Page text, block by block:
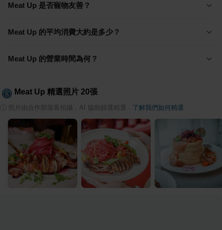
Meat Up 是否寵物友善？
Meat Up 的平均消費大約是多少？
Meat Up 的營業時間為何？
Meat Up 精選照片 20張
照片由合作部落客拍攝，AI 協助篩選精選 了解我們如何精選